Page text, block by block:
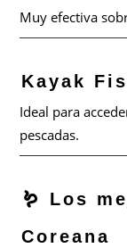
Muy efectiva
Kayak
Ideal para
pescadas.
🪱 Los
Coreana